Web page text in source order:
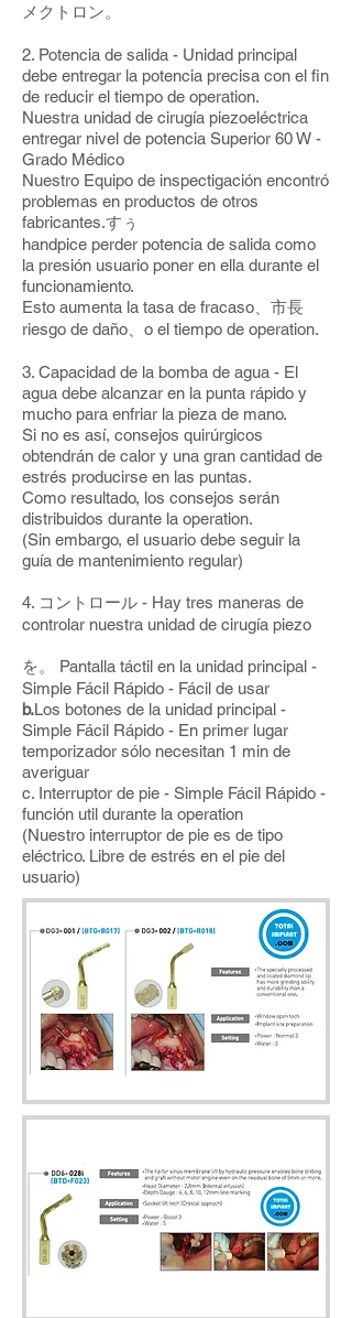
メクトロン。
2. Potencia de salida - Unidad principal
debe entregar la potencia precisa con el fin
de reducir el tiempo de operation.
Nuestra unidad de cirugía piezoeléctrica
entregar nivel de potencia Superior 60 W -
Grado Médico
Nuestro Equipo de inspectigación encontró
problemas en productos de otros
fabricantes.すぅ
handpice perder potencia de salida como
la presión usuario poner en ella durante el
funcionamiento.
Esto aumenta la tasa de fracaso、市長
riesgo de daño、o el tiempo de operation.
3. Capacidad de la bomba de agua - El
agua debe alcanzar en la punta rápido y
mucho para enfriar la pieza de mano.
Si no es así, consejos quirúrgicos
obtendrán de calor y una gran cantidad de
estrés producirse en las puntas.
Como resultado, los consejos serán
distribuidos durante la operation.
(Sin embargo, el usuario debe seguir la
guía de mantenimiento regular)
4. コントロール - Hay tres maneras de
controlar nuestra unidad de cirugía piezo
を。 Pantalla táctil en la unidad principal -
Simple Fácil Rápido - Fácil de usar
b.Los botones de la unidad principal -
Simple Fácil Rápido - En primer lugar
temporizador sólo necesitan 1 min de
averiguar
c. Interruptor de pie - Simple Fácil Rápido -
función util durante la operation
(Nuestro interruptor de pie es de tipo
eléctrico. Libre de estrés en el pie del
usuario)